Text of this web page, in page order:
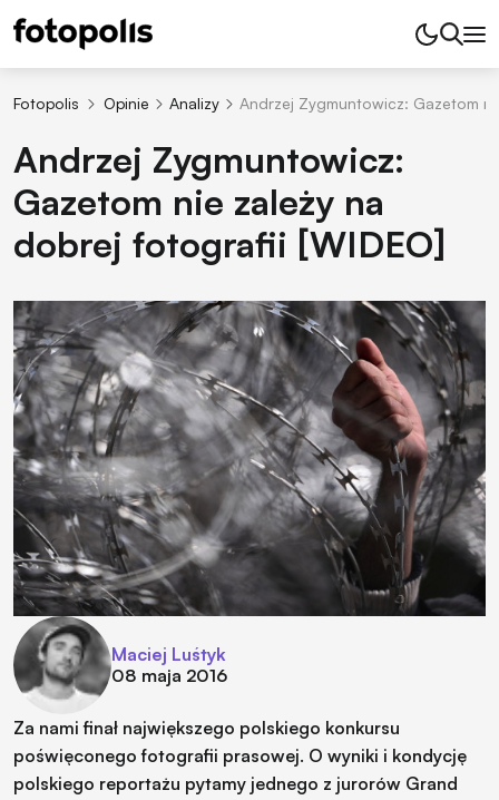
Fotopolis Opinie Analizy Andrzej Zygmuntowicz: Gazetom
Andrzej Zygmuntowicz:
Gazetom nie zależy na
dobrej fotografii [WIDEO]
Maciej Luśtyk
08 maja 2016
Za nami finał największego polskiego konkursu
poświęconego fotografii prasowej. O wyniki i kondycję
polskiego reportażu pytamy jednego z jurorów Grand